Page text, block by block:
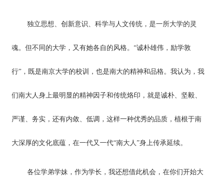
独立思想、创新意识、科学与人文传统，是一所大学的灵
魂。但不同的大学，又有她各自的风格。“诚朴雄伟，励学敦
行”，既是南京大学的校训，也是南大的精神和品格。我认为，我
们南大人身上最明显的精神因子和传统烙印，就是诚朴、坚毅、
严谨、务实，还有内敛、低调，这样一种优秀的品质，植根于南
大深厚的文化底蕴，在一代又一代“南大人”身上传承延续。
各位学弟学妹，作为学长，我还想借此机会，在你们开始大